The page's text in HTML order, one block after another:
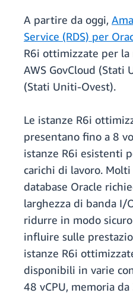
A partire da oggi,
Service (RDS) per
R6i ottimizzate per
AWS GovCloud (Stati
(Stati Uniti-Ovest).
Le istanze R6i
presentano fino a 8
istanze R6i esistenti
carichi di lavoro.
database Oracle
larghezza di banda I/
ridurre in modo
influire sulle
istanze R6i
disponibili in varie
48 vCPU, memoria